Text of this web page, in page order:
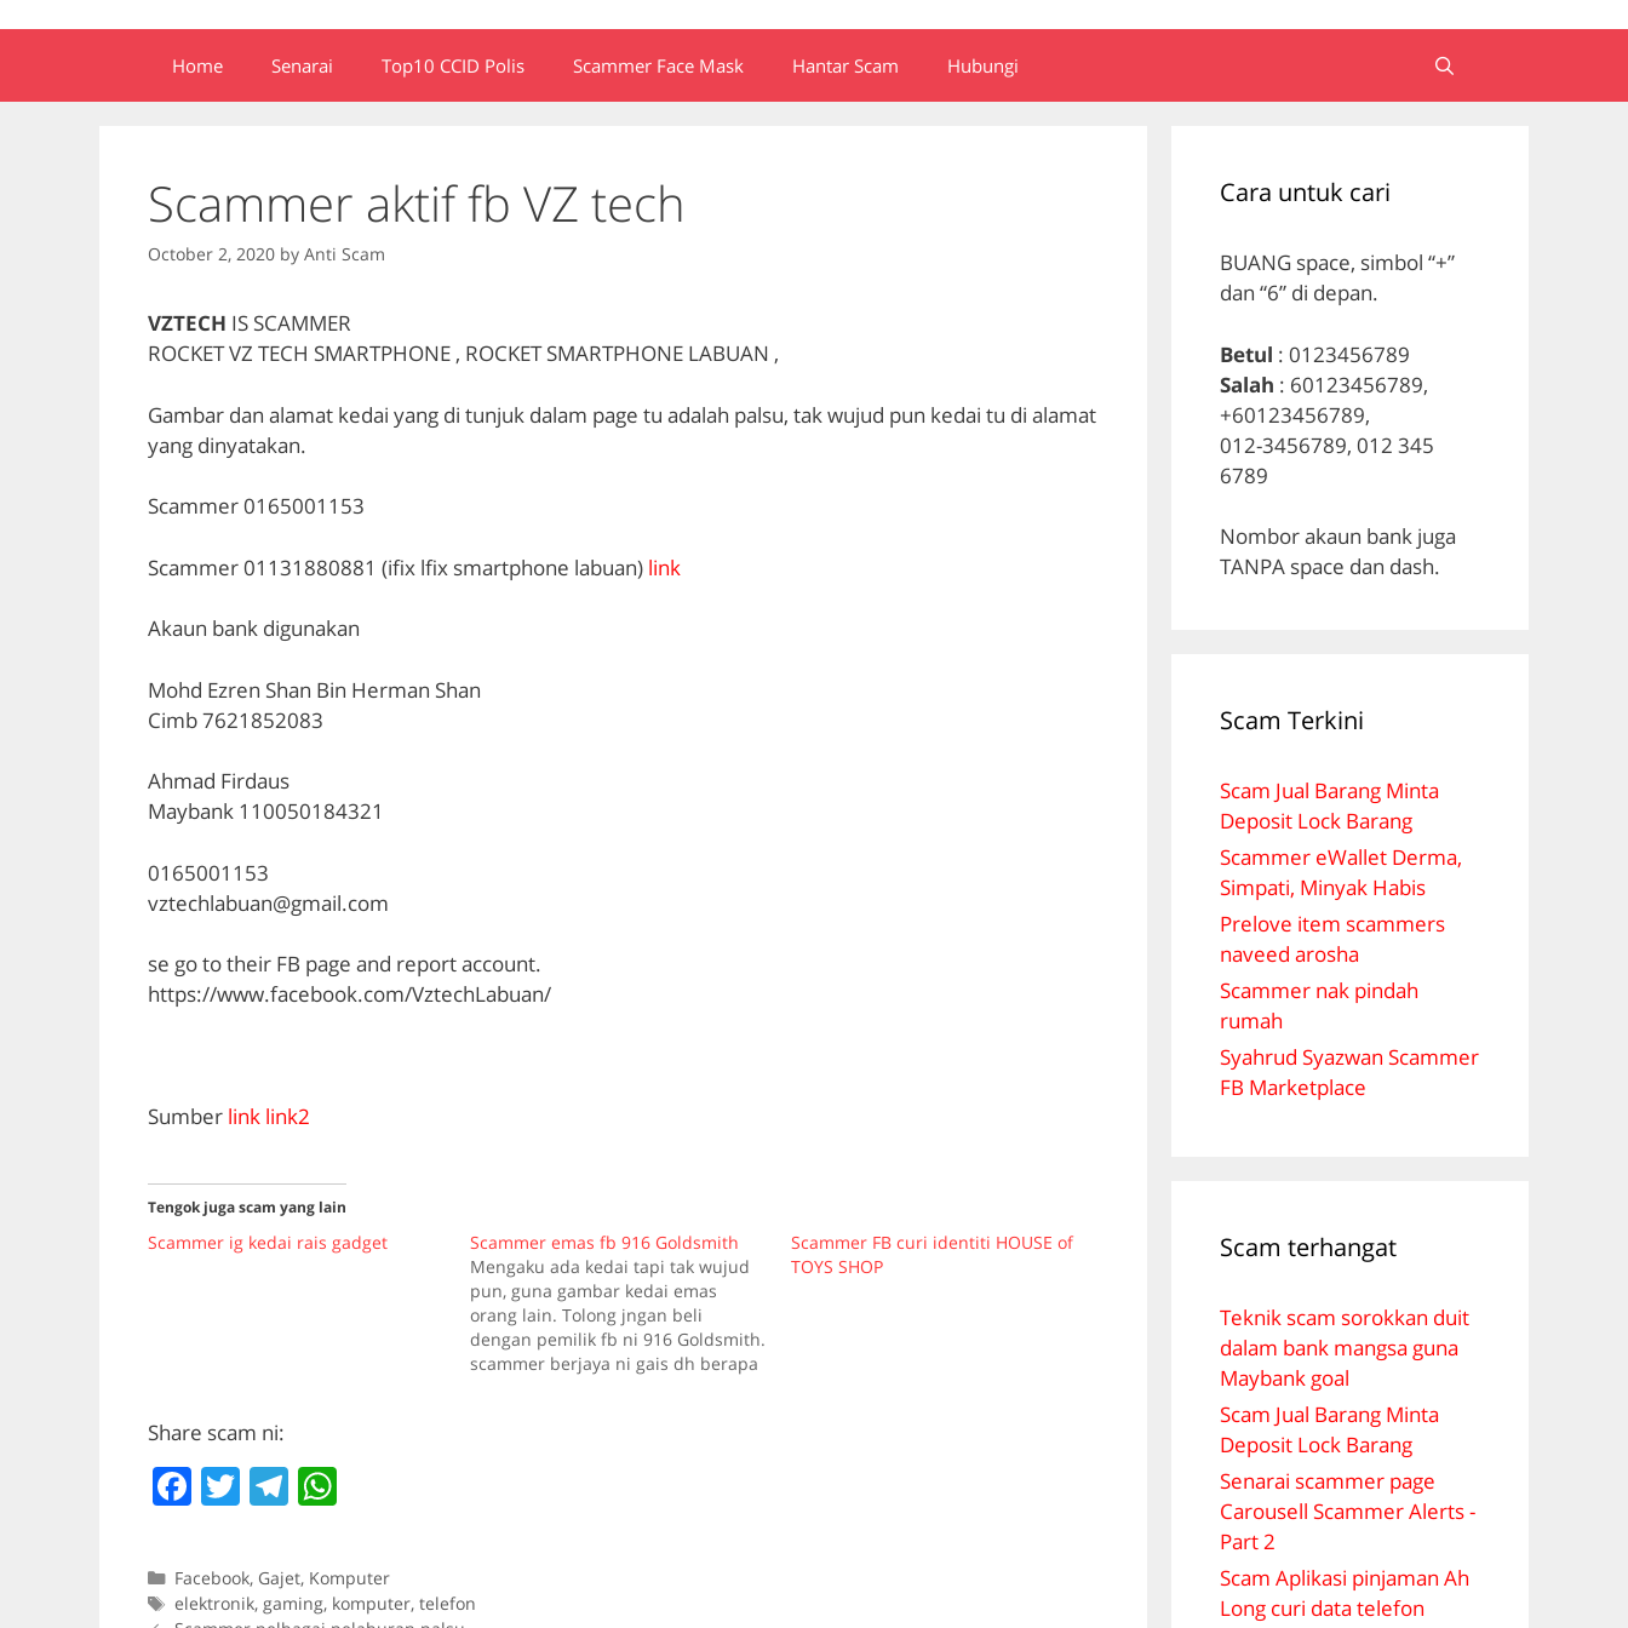
Home Senarai Top10 CCID Polis Scammer Face Mask Hantar Scam Hubungi
Scammer aktif fb VZ tech
October 2, 2020 by Anti Scam
VZTECH IS SCAMMER
ROCKET VZ TECH SMARTPHONE , ROCKET SMARTPHONE LABUAN ,
Gambar dan alamat kedai yang di tunjuk dalam page tu adalah palsu, tak wujud pun kedai tu di alamat
yang dinyatakan.
Scammer 0165001153
Scammer 01131880881 (ifix lfix smartphone labuan) link
Akaun bank digunakan
Mohd Ezren Shan Bin Herman Shan
Cimb 7621852083
Ahmad Firdaus
Maybank 110050184321
0165001153
vztechlabuan@gmail.com
se go to their FB page and report account.
https://www.facebook.com/VztechLabuan/
Sumber link link2
Tengok juga scam yang lain
Scammer ig kedai rais gadget
Scammer emas fb 916 Goldsmith
Mengaku ada kedai tapi tak wujud
pun, guna gambar kedai emas
orang lain. Tolong jngan beli
dengan pemilik fb ni 916 Goldsmith.
scammer berjaya ni gais dh berapa
Scammer FB curi identiti HOUSE of
TOYS SHOP
Share scam ni:
F
c
e
T
itt
er
T
e
gr
at
s
Categories
Facebook, Gajet, Komputer
Tags
elektronik, gaming, komputer, telefon
Cara untuk cari
BUANG space, simbol “+”
dan “6” di depan.
Betul : 0123456789
Salah : 60123456789,
+60123456789,
012-3456789, 012 345
6789
Nombor akaun bank juga
TANPA space dan dash.
Scam Terkini
Scam Jual Barang Minta
Deposit Lock Barang
Scammer eWallet Derma,
Simpati, Minyak Habis
Prelove item scammers
naveed arosha
Scammer nak pindah
rumah
Syahrud Syazwan Scammer
FB Marketplace
Scam terhangat
Teknik scam sorokkan duit
dalam bank mangsa guna
Maybank goal
Scam Jual Barang Minta
Deposit Lock Barang
Senarai scammer page
Carousell Scammer Alerts -
Part 2
Scam Aplikasi pinjaman Ah
Long curi data telefon